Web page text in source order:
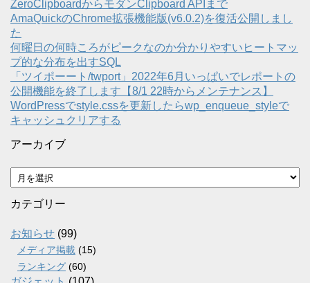
ZeroClipboardからモダンClipboard APIまで
AmaQuickのChrome拡張機能版(v6.0.2)を復活公開しまし
た
何曜日の何時ころがピークなのか分かりやすいヒートマッ
プ的な分布を出すSQL
「ツイポーート/twport」2022年6月いっぱいでレポートの
公開機能を終了します【8/1 22時からメンテナンス】
WordPressでstyle.cssを更新したらwp_enqueue_styleで
キャッシュクリアする
アーカイブ
ア
ー
カ
ブ
カテゴリー
お知らせ (99)
メディア掲載 (15)
ランキング (60)